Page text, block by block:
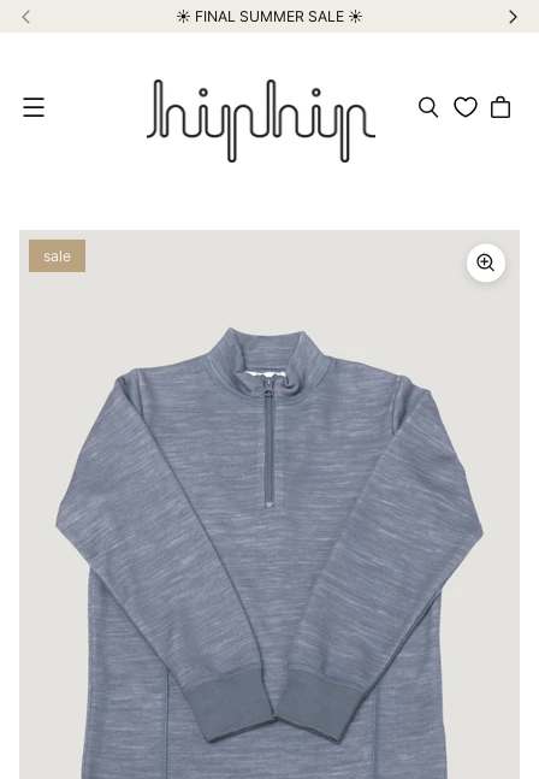
☀️ FINAL SUMMER SALE ☀️
Meniu
sale